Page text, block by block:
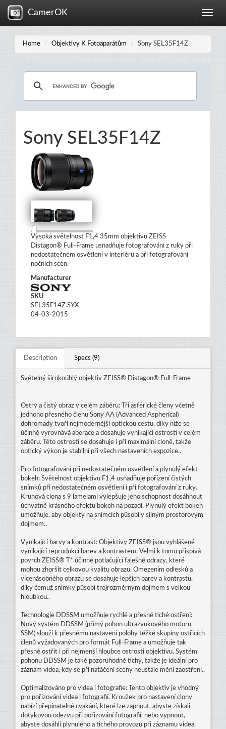
Toggle
CamerOK
Home Objektivy K Fotoaparátům Sony SEL35F14Z
Sony SEL35F14Z
Vysoká světelnost F1,4 35mm objektivu ZEISS
Distagon® Full-Frame usnadňuje fotografování z ruky při
nedostatečném osvětlení v interiéru a při fotografování
nočních scén.
Manufacturer
SKU
SEL35F14Z.SYX
04-03-2015
Description Specs (9)
Světelný širokoúhlý objektiv ZEISS® Distagon® Full-Frame
Ostrý a čistý obraz v celém záběru: Tři asférické členy včetně
jednoho přesného členu Sony AA (Advanced Aspherical)
dohromady tvoří nejmodernější optickou cestu, díky níže se
účinně vyrovnává aberace a dosahuje vynikající ostrosti v celém
záběru. Této ostrosti se dosahuje i při maximální cloně, takže
optický výkon je stabilní při všech nastaveních expozice..
Pro fotografování při nedostatečném osvětlení a plynulý efekt
bokeh: Světelnost objektivu F1,4 usnadňuje pořízení čistých
snímků při nedostatečném osvětlení i při fotografování z ruky.
Kruhová clona s 9 lamelami vylepšuje jeho schopnost dosáhnout
úchvatně krásného efektu bokeh na pozadí. Plynulý efekt bokeh
umožňuje, aby objekty na snímcích působily silným prostorovým
dojmem..
Vynikající barvy a kontrast: Objektivy ZEISS® jsou vyhlášené
vynikající reprodukcí barev a kontrastem. Velmi k tomu přispívá
povrch ZEISS® T* účinně potlačující falešné odrazy, které
mohou zhoršit celkovou kvalitu obrazu. Omezením odlesků a
vícenásobného obrazu se dosahuje lepších barev a kontrastu,
díky čemuž snímky působí trojrozměrným dojmem s velkou
hloubkou..
Technologie DDSSM umožňuje rychlé a přesné tiché ostření:
Nový systém DDSSM (přímý pohon ultrazvukového motoru
SSM) slouží k přesnému nastavení polohy těžké skupiny ostřicích
členů vyžadovaných pro formát Full-Frame a umožňuje tak
přesně ostřit i při nejmenší hloubce ostrosti objektivu. Systém
pohonu DDSSM je také pozoruhodně tichý, takže je ideální pro
záznam videa, kdy se při natáčení scény neustále mění zaostření..
Optimalizováno pro videa i fotografie: Tento objektiv je vhodný
pro pořizování videa i fotografií. Kroužek pro nastavení clony
nabízí přepínatelné cvakání, které lze zapnout, abyste získali
dotykovou odezvu při pořizování fotografií, nebo vypnout,
abyste dosáhli plynulého a tichého provozu při záznamu videa.